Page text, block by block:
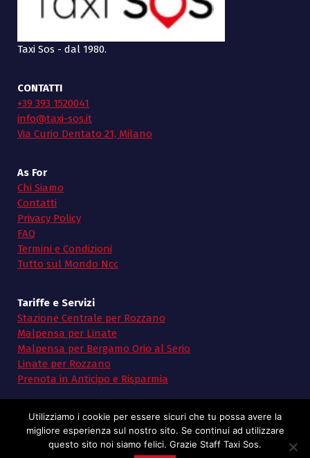
Taxi Sos - dal 1980.
CONTATTI
+39 393 1520041
info@taxi-sos.it
Via Curio Dentato 21, Milano
As For
Chi Siamo
Contatti
Privacy Policy
FAQ
Termini e Condizioni
Tutto sul Mondo Ncc
Tariffe e Servizi
Stazione Centrale per Rozzano
Malpensa per Linate
Malpensa per Bergamo Orio al Serio
Linate per Rozzano
Prenota in Anticipo e Risparmia
Utilizziamo i cookie per essere sicuri che tu possa avere la
migliore esperienza sul nostro sito. Se continui ad utilizzare
questo sito noi siamo felici. Grazie Staff Taxi Sos.